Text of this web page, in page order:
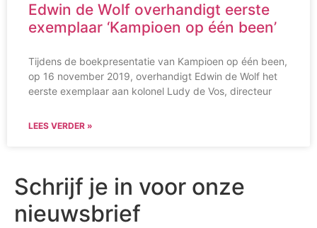
Edwin de Wolf overhandigt eerste
exemplaar ‘Kampioen op één been’
Tijdens de boekpresentatie van Kampioen op één been,
op 16 november 2019, overhandigt Edwin de Wolf het
eerste exemplaar aan kolonel Ludy de Vos, directeur
LEES VERDER »
Schrijf je in voor onze
nieuwsbrief